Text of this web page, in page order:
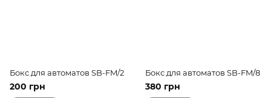
Бокс для автоматов SB-FM/2
200 грн
Бокс для автоматов SB-FM/8
380 грн